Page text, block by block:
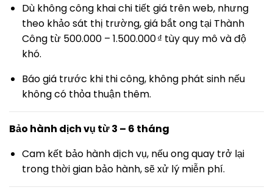
Dù không công khai chi tiết giá trên web, nhưng
theo khảo sát thị trường, giá bắt ong tại Thành
Công từ 500.000 – 1.500.000 ₫ tùy quy mô và độ
khó.
Báo giá trước khi thi công, không phát sinh nếu
không có thỏa thuận thêm.
Bảo hành dịch vụ từ 3 – 6 tháng
Cam kết bảo hành dịch vụ, nếu ong quay trở lại
trong thời gian bảo hành, sẽ xử lý miễn phí.